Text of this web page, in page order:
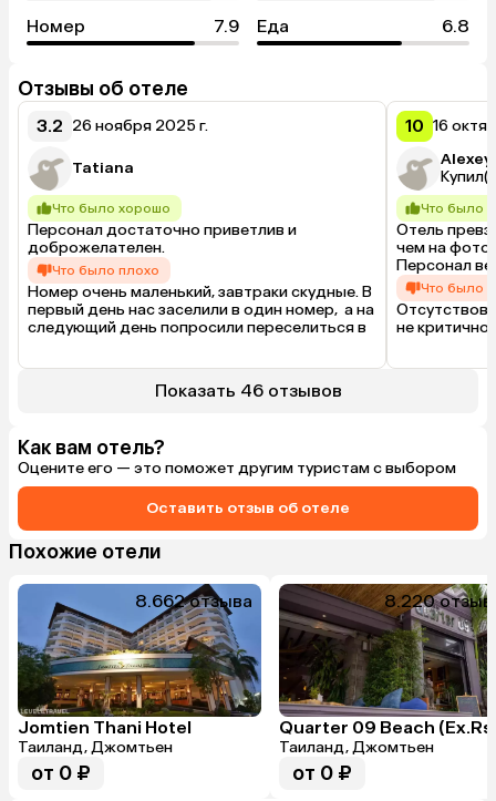
Номер 7.9 Еда 6.8
Отзывы об отеле
3.2 26 ноября 2025 г.
Tatiana
Что было хорошо
Персонал достаточно приветлив и
доброжелателен.
Что было плохо
Номер очень маленький, завтраки скудные. В
первый день нас заселили в один номер,  а на
следующий день попросили переселиться в
10 16
Alexey
Что было
Отель
чем на фото,
Персонал
Что было
не
Показать 46 отзывов
Как вам отель?
Оцените его — это поможет другим туристам с выбором
Оставить отзыв об отеле
Похожие отели
8.662 отзыва
Jomtien Thani Hotel
Таиланд, Джомтьен
от 0 ₽
8.220
Таиланд, Джомтьен
от 0 ₽